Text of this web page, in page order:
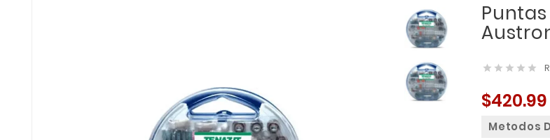
    
$420.99
Metodos